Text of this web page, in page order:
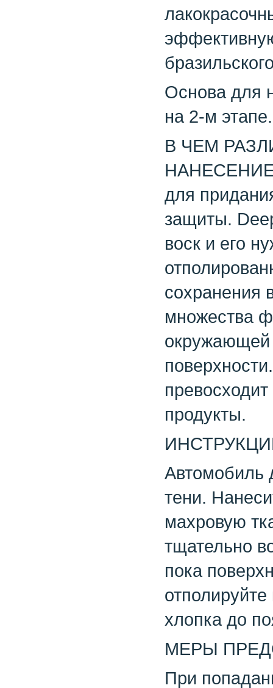
Основа для
на 2-м этапе.
В ЧЕМ
для
защиты.
воск и его
сохранения
множества
окружающей
продукты.
Автомобиль
тени.
махровую
тщательно
пока
хлопка до
МЕРЫ
При